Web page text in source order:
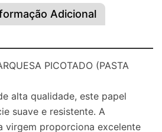
Adicional
PICOTADO (PASTA
alta qualidade, este papel
suave e resistente. A
virgem proporciona excelente